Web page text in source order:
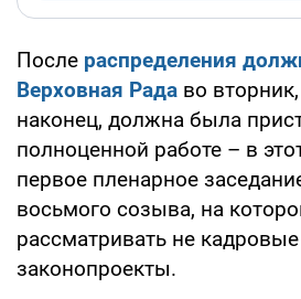
После распределения
Верховная Рада во
наконец, должна была
полноценной работе – в
первое пленарное
восьмого созыва, на
рассматривать не
законопроекты.